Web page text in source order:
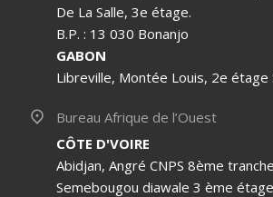
De La Salle, 3e étage.
B.P. : 13 030 Bonanjo
GABON
Libreville, Montée Louis, 2e étage
Bureau Afrique de l’Ouest
CÔTE D'VOIRE
Abidjan, Angré CNPS 8ème
Semebougou diawale 3 ème